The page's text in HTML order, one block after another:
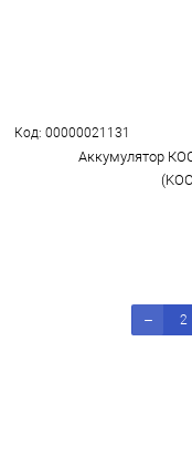
Код: 00000021131
Аккумулятор